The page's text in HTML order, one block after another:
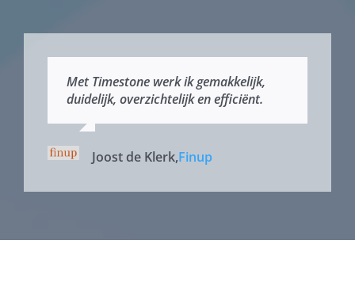
Met Timestone werk ik gemakkelijk,
duidelijk, overzichtelijk en efficiënt.
Joost de Klerk,Finup